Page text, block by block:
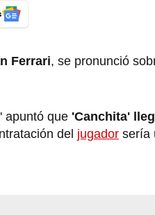
Ferrari, se pronunció
apuntó que 'Canchita'
del jugador sería